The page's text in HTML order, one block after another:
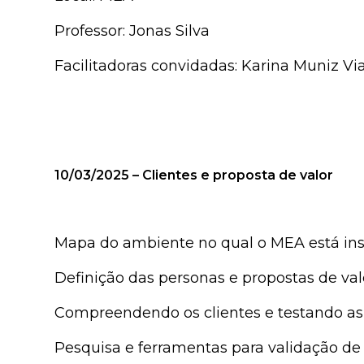
Professor: Jonas Silva
Facilitadoras convidadas: Karina Muniz
10/03/2025 – Clientes e proposta de valor
Mapa do ambiente no qual o MEA está
Definição das personas e propostas de
Compreendendo os clientes e testando
Pesquisa e ferramentas para validação